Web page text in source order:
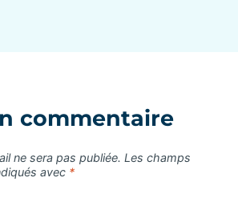
commentaire
ne sera pas publiée. Les champs
avec *